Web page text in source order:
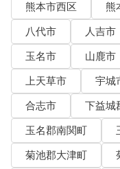
熊本市西区
熊
八代市
人吉市
玉名市
山鹿市
上天草市
宇城
合志市
下益城
玉名郡南関町
菊池郡大津町